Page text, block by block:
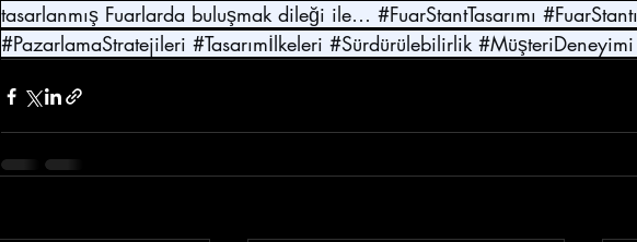
tasarlanmış Fuarlarda buluşmak dileği ile… #FuarStantTasarımı #FuarStantı
#PazarlamaStratejileri #Tasarımİlkeleri #Sürdürülebilirlik #MüşteriDeneyimi